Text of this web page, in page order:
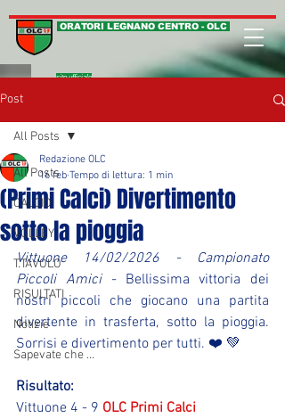
ORATORI LEGNANO CENTRO - OLC
sito ufficiale
Post
All Posts
CALCIO
VOLLEY
T.TAVOLO
RISULTATI
Notizie
Sapevate che ...
All Posts
(Primi Calci) Divertimento
sotto la pioggia
Redazione OLC
16 feb Tempo di lettura: 1 min
Vittuone 14/02/2026 - Campionato
Piccoli Amici - Bellissima vittoria dei
nostri piccoli che giocano una partita
divertente in trasferta, sotto la pioggia.
Sorrisi e divertimento per tutti. ❤️ 💚
Risultato:
Vittuone 4 - 9 OLC Primi Calci